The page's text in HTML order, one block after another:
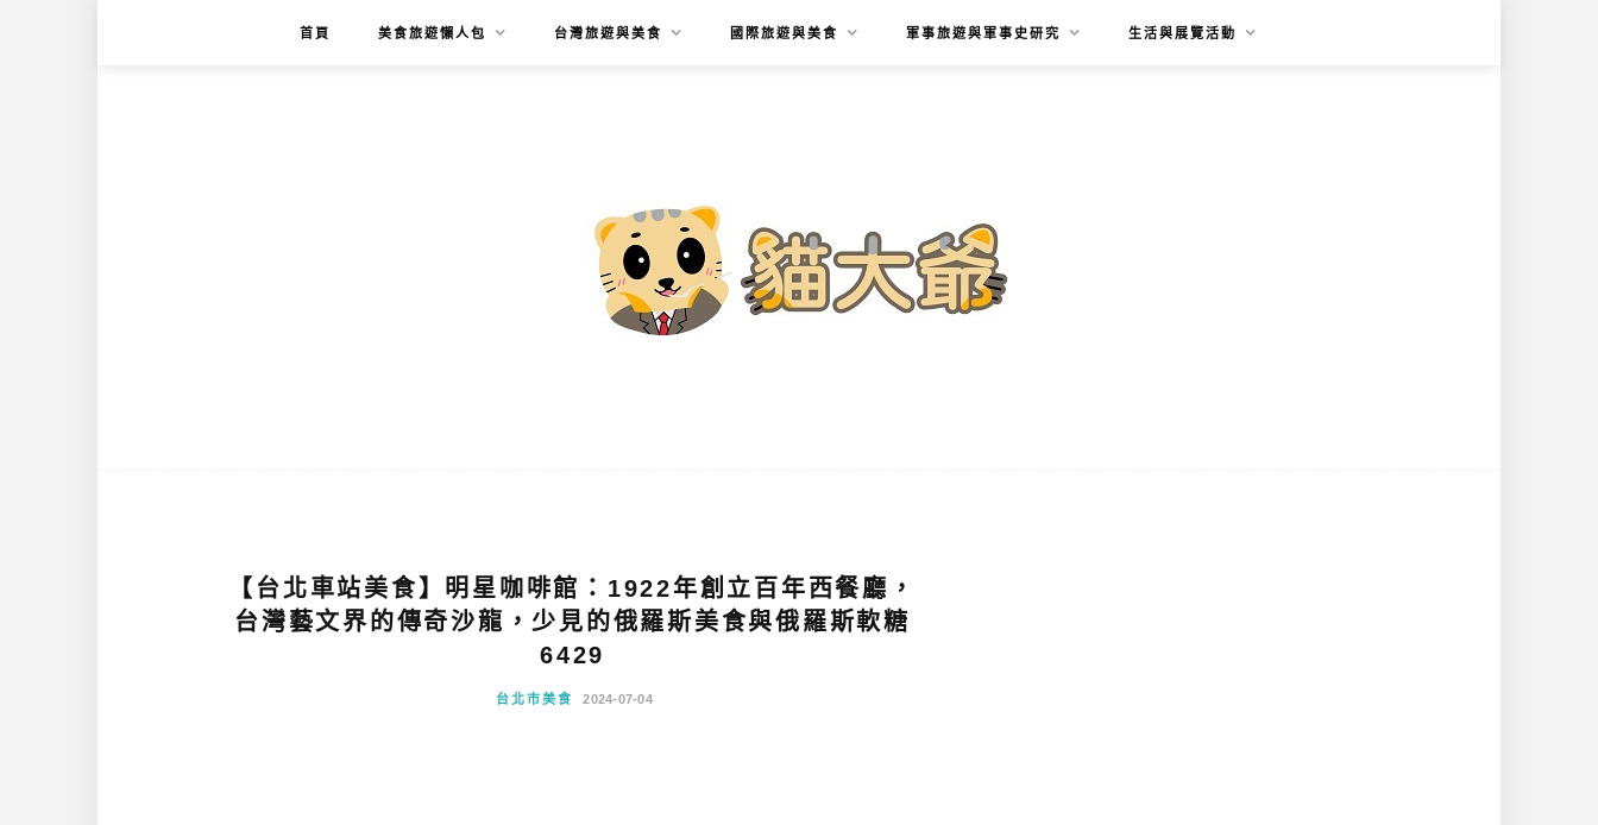
首頁 美食旅遊懶人包 台灣旅遊與美食 國際旅遊與美食 軍事旅遊與軍事史研究 生活與展覽活動
【台北車站美食】明星咖啡館：1922年創立百年西餐廳，
台灣藝文界的傳奇沙龍，少見的俄羅斯美食與俄羅斯軟糖
6429
台北市美食 2024-07-04